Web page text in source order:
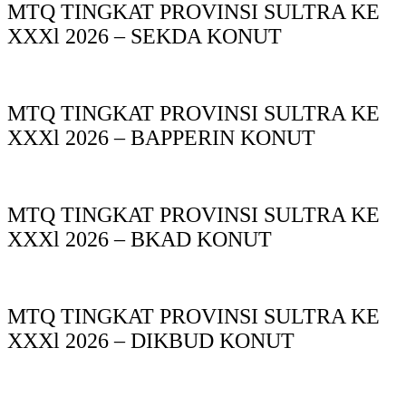
MTQ TINGKAT PROVINSI SULTRA KE
XXXl 2026 – SEKDA KONUT
MTQ TINGKAT PROVINSI SULTRA KE
XXXl 2026 – BAPPERIN KONUT
MTQ TINGKAT PROVINSI SULTRA KE
XXXl 2026 – BKAD KONUT
MTQ TINGKAT PROVINSI SULTRA KE
XXXl 2026 – DIKBUD KONUT